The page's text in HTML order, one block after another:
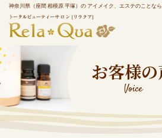
神奈川県（座間 相模原 平塚）の アイメイク、エステのことな
お客様
Voice